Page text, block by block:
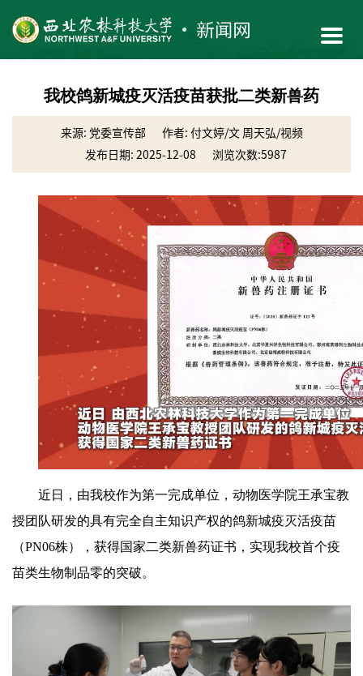
我校鸽新城疫灭活疫苗获批二类新兽药
来源: 党委宣传部
作者: 付文婷/文 周天弘/视频
发布日期: 2025-12-08
浏览次数:5987
Play
Video
近日，由我校作为第一完成单位，动物医学院王承宝教
授团队研发的具有完全自主知识产权的鸽新城疫灭活疫苗
（PN06株），获得国家二类新兽药证书，实现我校首个疫
苗类生物制品零的突破。